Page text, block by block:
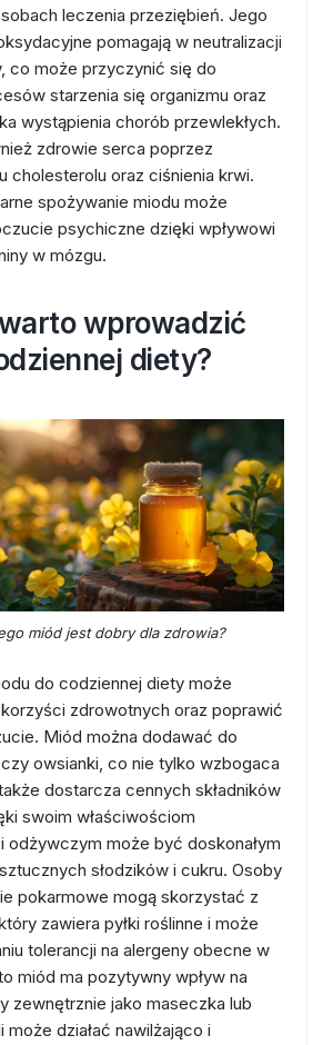
leczenia przeziębień. Jego
pomagają w neutralizacji
co może przyczynić się do
starzenia się organizmu oraz
wystąpienia chorób przewlekłych.
zdrowie serca poprzez
cholesterolu oraz ciśnienia krwi.
spożywanie miodu może
psychiczne dzięki wpływowi
w mózgu.
wprowadzić
diety?
miód jest dobry dla zdrowia?
do codziennej diety może
zdrowotnych oraz poprawić
Miód można dodawać do
owsianki, co nie tylko wzbogaca
dostarcza cennych składników
swoim właściwościom
odżywczym może być doskonałym
słodzików i cukru. Osoby
pokarmowe mogą skorzystać z
zawiera pyłki roślinne i może
tolerancji na alergeny obecne w
miód ma pozytywny wpływ na
zewnętrznie jako maseczka lub
działać nawilżająco i